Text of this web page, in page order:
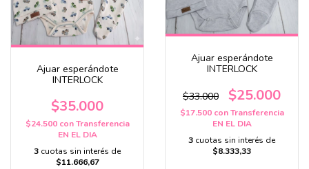
Ajuar esperándote
INTERLOCK
$35.000
$24.500 con Transferencia
EN EL DIA
3 cuotas sin interés de
$11.666,67
Ajuar esperándote
INTERLOCK
$33.000 $25.000
$17.500 con Transferencia
EN EL DIA
3 cuotas sin interés de
$8.333,33